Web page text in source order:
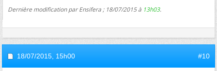
Dernière modification par Ensifera ; 18/07/2015 à 13h03.
18/07/2015, 15h00 #10